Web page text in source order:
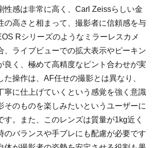
性感は非常に高く、Carl Zeissらしい金
の高さと相まって、撮影者に信頼感を与
Rシリーズのようなミラーレスカメ
、ライブビューでの拡大表示やピーキン
良く、極めて高精度なピント合わせが実
た操作は、AF任せの撮影とは異なり、
寧に仕上げていくという感覚を強く意識
そのものを楽しみたいというユーザーに
す。また、このレンズは質量が1kg近く
のバランスや手ブレにも配慮が必要です